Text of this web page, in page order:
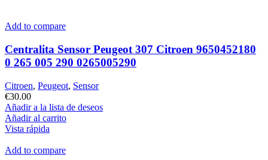
Add to compare
Centralita Sensor Peugeot 307 Citroen 9650452180
0 265 005 290 0265005290
Citroen, Peugeot, Sensor
€30.00
Añadir a la lista de deseos
Añadir al carrito
Vista rápida
Add to compare